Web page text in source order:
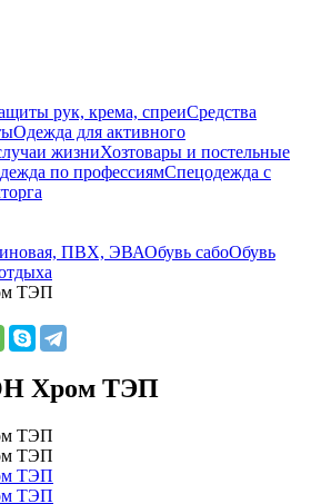
рук, крема, спреиСредства
Одежда для активного
жизниХозтовары и постельные
по профессиямСпецодежда с
ПВХ, ЭВАОбувь сабоОбувь
ТЭП
Хром ТЭП